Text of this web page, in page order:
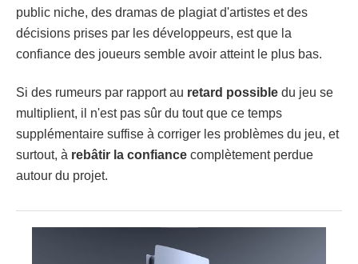
public niche, des dramas de plagiat d'artistes et des
décisions prises par les développeurs, est que la
confiance des joueurs semble avoir atteint le plus bas.
Si des rumeurs par rapport au retard possible du jeu se
multiplient, il n'est pas sûr du tout que ce temps
supplémentaire suffise à corriger les problèmes du jeu, et
surtout, à rebâtir la confiance complètement perdue
autour du projet.